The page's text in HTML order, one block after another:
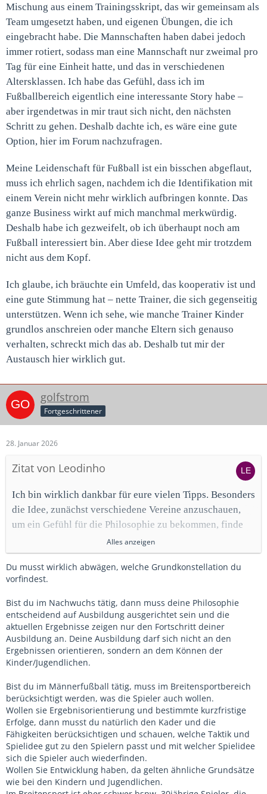
Mischung aus einem Trainingsskript, das wir gemeinsam als
Team umgesetzt haben, und eigenen Übungen, die ich
eingebracht habe. Die Mannschaften haben dabei jedoch
immer rotiert, sodass man eine Mannschaft nur zweimal pro
Tag für eine Einheit hatte, und das in verschiedenen
Altersklassen. Ich habe das Gefühl, dass ich im
Fußballbereich eigentlich eine interessante Story habe –
aber irgendetwas in mir traut sich nicht, den nächsten
Schritt zu gehen. Deshalb dachte ich, es wäre eine gute
Option, hier im Forum nachzufragen.
Meine Leidenschaft für Fußball ist ein bisschen abgeflaut,
muss ich ehrlich sagen, nachdem ich die Identifikation mit
einem Verein nicht mehr wirklich aufbringen konnte. Das
ganze Business wirkt auf mich manchmal merkwürdig.
Deshalb habe ich gezweifelt, ob ich überhaupt noch am
Fußball interessiert bin. Aber diese Idee geht mir trotzdem
nicht aus dem Kopf.
Ich glaube, ich bräuchte ein Umfeld, das kooperativ ist und
eine gute Stimmung hat – nette Trainer, die sich gegenseitig
unterstützen. Wenn ich sehe, wie manche Trainer Kinder
grundlos anschreien oder manche Eltern sich genauso
verhalten, schreckt mich das ab. Deshalb tut mir der
Austausch hier wirklich gut.
golfstrom
Fortgeschrittener
28. Januar 2026
Zitat von Leodinho
Ich bin wirklich dankbar für eure vielen Tipps. Besonders
die Idee, zunächst verschiedene Vereine anzuschauen,
um ein Gefühl für die Philosophie zu bekommen, finde
ich sehr hilfreich – darauf wäre ich selbst gar nicht
gekommen. Danke dafür.
Auch der Ansatz, zuerst die eigene Spielphilosophie für
nämlich, dass man nicht wirklich harmoniert, wenn man
grundsätzlich andere Vorstellungen hat. Natürlich hat
man eine Traumvorstellung von attraktivem Fußball: gut
organisiert, schnelles Pressing nach Ballverlust, viel
eigener Ballbesitz, aber nicht langweilig, sondern mit
klugen Verlagerungen, um Räume zu öffnen, und mit
Schnittstellenpässen, die wie ein Messer durch warme
Butter gehen.
Gleichzeitig glaube ich aber, dass man sich auch ein
bisschen an den Spielern orientieren muss, die man hat.
Dann kann man das Beste aus ihnen herausholen und sie
nicht in eine Rolle quetschen, in die sie nicht passen.
Alles anzeigen
Du musst wirklich abwägen, welche Grundkonstellation du
vorfindest.
Bist du im Nachwuchs tätig, dann muss deine Philosophie
entscheidend auf Ausbildung ausgerichtet sein und die
aktuellen Ergebnisse zeigen nur den Fortschritt deiner
Ausbildung an. Deine Ausbildung darf sich nicht an den
Ergebnissen orientieren, sondern an dem Können der
Kinder/Jugendlichen.
Bist du im Männerfußball tätig, muss im Breitensportbereich
berücksichtigt werden, was die Spieler auch wollen.
Wollen sie Ergebnisorientierung und bestimmte kurzfristige
Erfolge, dann musst du natürlich den Kader und die
Fähigkeiten berücksichtigen und schauen, welche Taktik und
Spielidee gut zu den Spielern passt und mit welcher Spielidee
sich die Spieler auch wiederfinden.
Wollen Sie Entwicklung haben, da gelten ähnliche Grundsätze
wie bei den Kindern und Jugendlichen.